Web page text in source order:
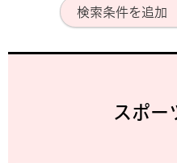
検索条件を追加
スポー